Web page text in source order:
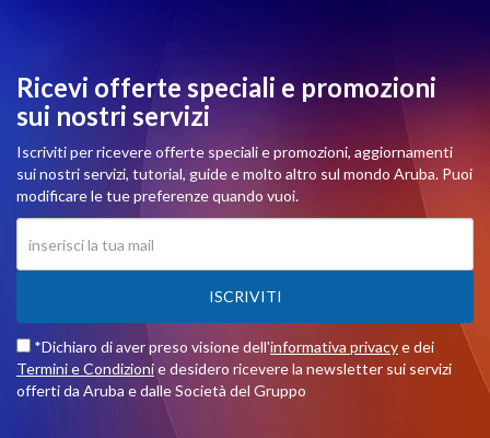
Ricevi offerte speciali e promozioni
sui nostri servizi
Iscriviti per ricevere offerte speciali e promozioni, aggiornamenti
sui nostri servizi, tutorial, guide e molto altro sul mondo Aruba. Puoi
modificare le tue preferenze quando vuoi.
ISCRIVITI
*Dichiaro di aver preso visione dell'informativa privacye dei
Termini e Condizionie desidero ricevere la newsletter sui servizi
offerti da Aruba e dalle Società del Gruppo